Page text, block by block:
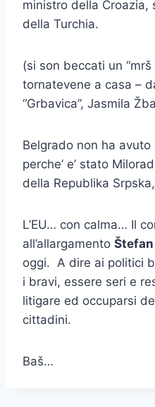
ministro della Croazia,
della Turchia.
(si son beccati un
tornatevene a casa –
“Grbavica”, Jasmila
Belgrado non ha
perche’ e’ stato
della Republika Srpska,
L’EU… con calma… Il
all’allargamento Štefan
oggi. A dire ai politici
i bravi, essere seri e
litigare ed occuparsi
cittadini.
Baš…